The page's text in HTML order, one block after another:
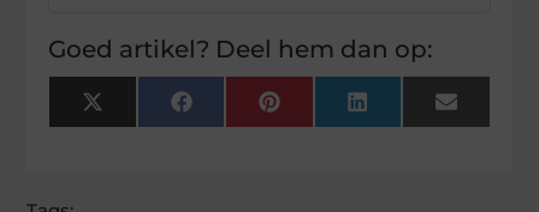
Goed artikel? Deel hem dan op:
X
(Twitter)
FacebookPinterest LinkedIn Email